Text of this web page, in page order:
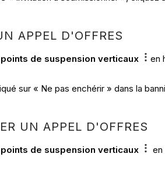
APPEL D'OFFRES
points de suspension verticaux en
sur « Ne pas enchérir » dans la
UN APPEL D'OFFRES
points de suspension verticaux en